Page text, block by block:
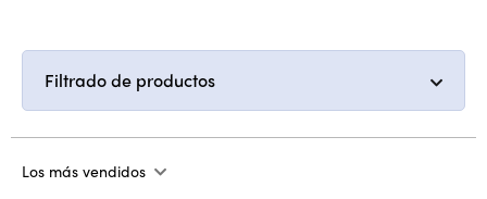
Filtrado de productos
Los más vendidos